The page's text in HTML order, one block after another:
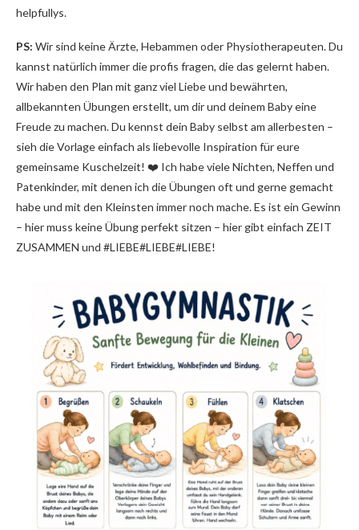
helpfullys.
PS: Wir sind keine Ärzte, Hebammen oder Physiotherapeuten. Du
kannst natürlich immer die profis fragen, die das gelernt haben.
Wir haben den Plan mit ganz viel Liebe und bewährten,
allbekannten Übungen erstellt, um dir und deinem Baby eine
Freude zu machen. Du kennst dein Baby selbst am allerbesten –
sieh die Vorlage einfach als liebevolle Inspiration für eure
gemeinsame Kuschelzeit! ❤️ Ich habe viele Nichten, Neffen und
Patenkinder, mit denen ich die Übungen oft und gerne gemacht
habe und mit den Kleinsten immer noch mache. Es ist ein Gewinn
– hier muss keine Übung perfekt sitzen – hier gibt einfach ZEIT
ZUSAMMEN und #LIEBE#LIEBE#LIEBE!